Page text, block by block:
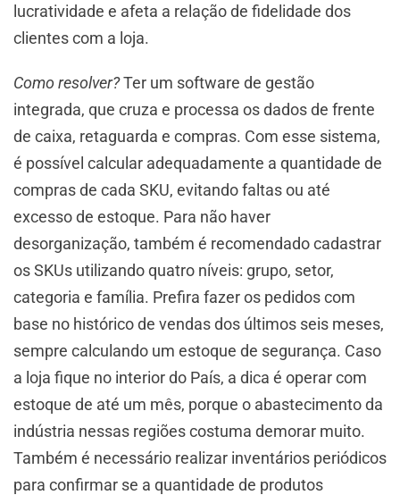
lucratividade e afeta a relação de fidelidade dos
clientes com a loja.
Como resolver?Ter um software de gestão
integrada, que cruza e processa os dados de frente
de caixa, retaguarda e compras. Com esse sistema,
é possível calcular adequadamente a quantidade de
compras de cada SKU, evitando faltas ou até
excesso de estoque. Para não haver
desorganização, também é recomendado cadastrar
os SKUs utilizando quatro níveis: grupo, setor,
categoria e família. Prefira fazer os pedidos com
base no histórico de vendas dos últimos seis meses,
sempre calculando um estoque de segurança. Caso
a loja fique no interior do País, a dica é operar com
estoque de até um mês, porque o abastecimento da
indústria nessas regiões costuma demorar muito.
Também é necessário realizar inventários periódicos
para confirmar se a quantidade de produtos